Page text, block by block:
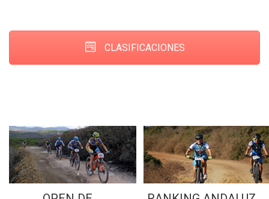
CLASIFICACIONES